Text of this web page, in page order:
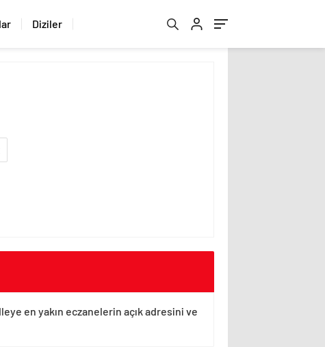
Diziler
en yakın eczanelerin açık adresini ve